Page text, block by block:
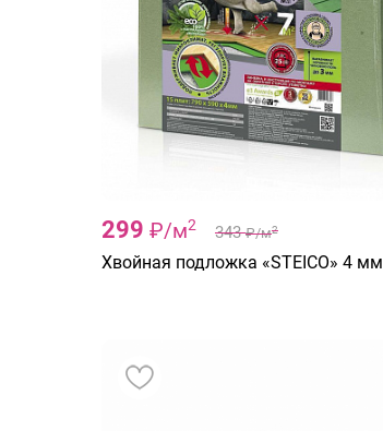
299 ₽/м2 343₽/м2
Хвойная подложка «STEICO» 4 мм